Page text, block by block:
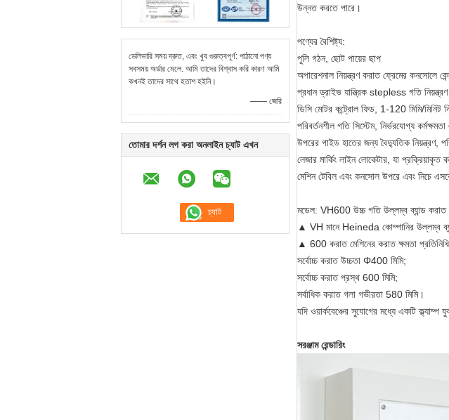
ডেলিভারি সময় দ্রুত, এবং খুব গুরুত্বপূর্ণ: পাঠানো পণ্য
সবসময় অর্ডার মেলে. আমি তাদের বিশ্বাস করি কারণ আমি
কখনই তাদের সাথে হতাশ হইনি।
—— জেরি
তোমার দর্শন লগ করা অনলাইন চ্যাট এখন
উন্নত করতে পারে।
পণ্যের বৈশিষ্ট্য:
পুলি গঠন, ছোট পায়ের ছাপ
অপারেশনাল নিয়ন্ত্রণ করাত ফ্রেমের কনসোলে
প্রধান ড্রাইভ যান্ত্রিক stepless গতি নিয়ন্ত্রণ
ডিসি মোটর কন্ট্রোল ফিড, 1-120 মিমি/মিনিট
পরিবর্তনশীল গতি সিস্টেম, নির্ভরযোগ্য
উপরের গাইড হাতের জন্য বৈদ্যুতিক নিয়ন্ত্রণ,
লেজার মার্কিং লাইন লোকেটার, যা
মেশিন টেবিল এবং কনসোল উপরে এবং নিচে
মডেল: VH600 উচ্চ গতি উল্লম্ব ব্যান্ড করাত
▲ VH মানে Heineda কোম্পানির উল্লম্ব
▲ 600 করাত মেশিনের করাত ক্ষমতা
সর্বোচ্চ করাত উচ্চতা Φ400 মিমি;
সর্বোচ্চ করাত প্রস্থ 600 মিমি;
সর্বাধিক করাত গলা গভীরতা 580 মিমি।
যদি ওয়ার্কবেঞ্চের সুযোগের মধ্যে একটি ক্ল্যাম্প
সরঞ্জাম রেন্ডারিং